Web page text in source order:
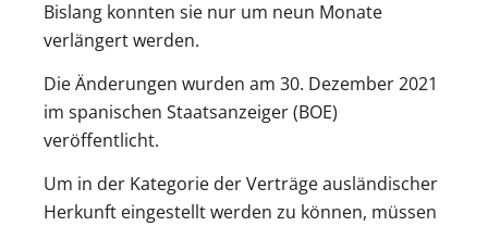
Bislang konnten sie nur um neun Monate
verlängert werden.
Die Änderungen wurden am 30. Dezember 2021
im spanischen Staatsanzeiger (BOE)
veröffentlicht.
Um in der Kategorie der Verträge ausländischer
Herkunft eingestellt werden zu können, müssen